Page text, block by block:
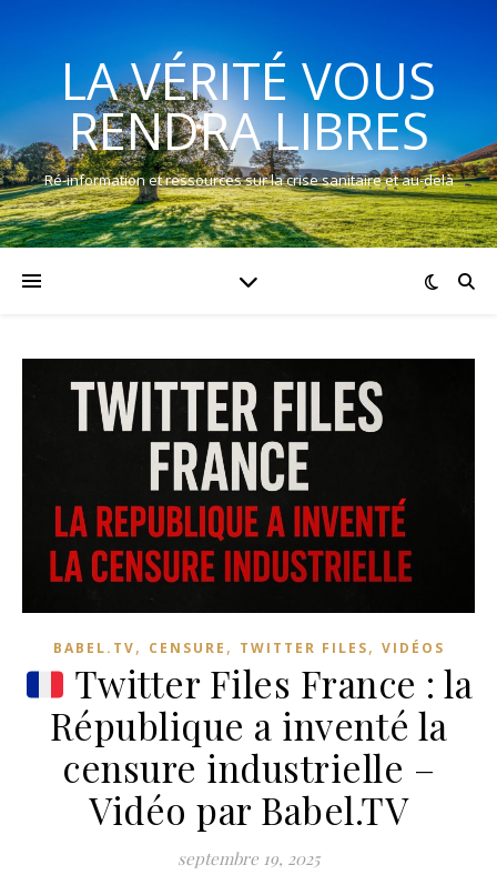
LA VÉRITÉ VOUS
RENDRA LIBRES
Ré-information et ressources sur la crise sanitaire et au-delà
BABEL.TV, CENSURE , TWITTER FILES, VIDÉOS
Twitter Files France : la
République a inventé la
censure industrielle –
Vidéo par Babel.TV
septembre 19, 2025